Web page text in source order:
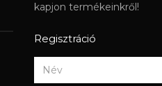
kapjon termékeinkről!
Regisztráció